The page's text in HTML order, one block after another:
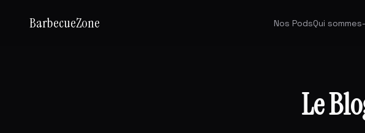
BarbecueZone Nos PodsQui
Le